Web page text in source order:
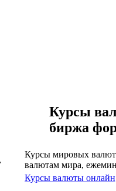
Курсы
биржа
Курсы мировых валют
валютам мира,
Курсы валюты